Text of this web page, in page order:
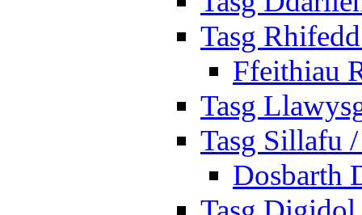
Tasg
Ffeithiau
Tasg
Tasg Sillafu
Dosbarth